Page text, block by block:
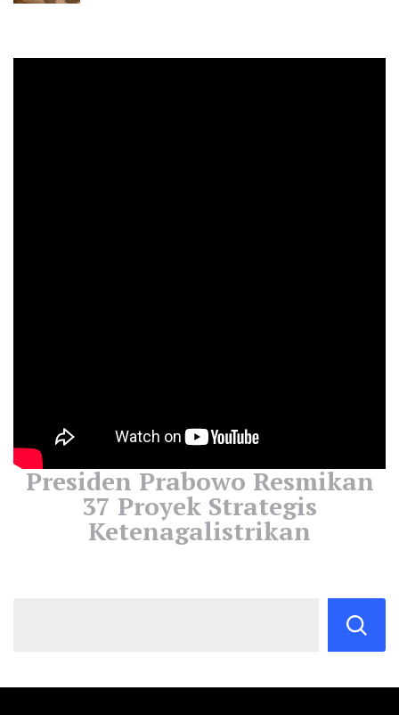
Presiden Prabowo Resmikan
37 Proyek Strategis
Ketenagalistrikan